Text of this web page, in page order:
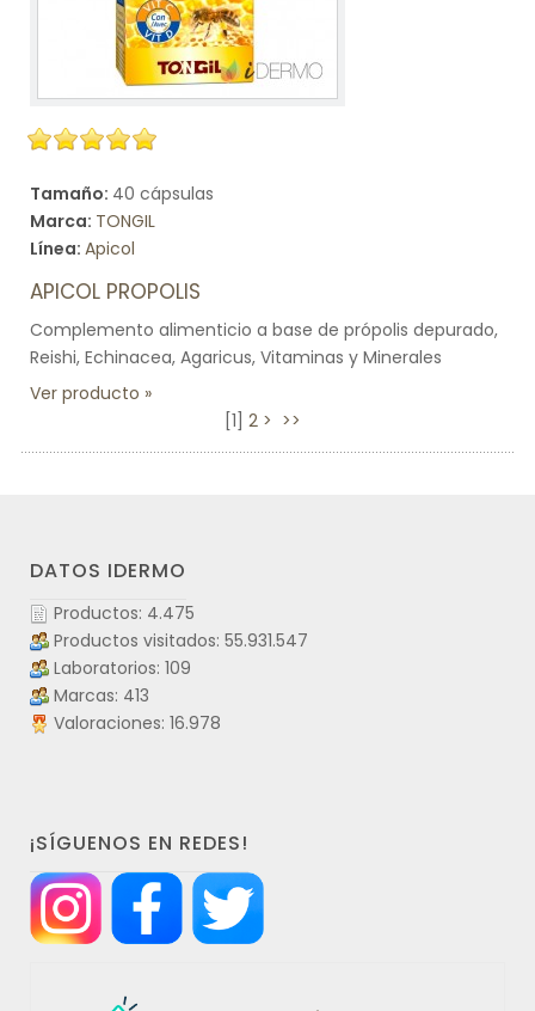
Tamaño: 40 cápsulas
Marca: TONGIL
Línea: Apicol
APICOL PROPOLIS
Complemento alimenticio a base de própolis depurado,
Reishi, Echinacea, Agaricus, Vitaminas y Minerales
Ver producto
1 2 > >>
DATOS IDERMO
Productos: 4.475
Productos visitados: 55.931.547
Laboratorios: 109
Marcas: 413
Valoraciones: 16.978
¡SÍGUENOS EN REDES!